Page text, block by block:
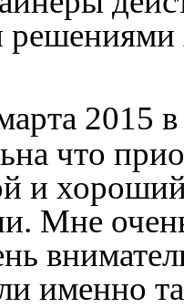
2015
что
и
Мне
именно